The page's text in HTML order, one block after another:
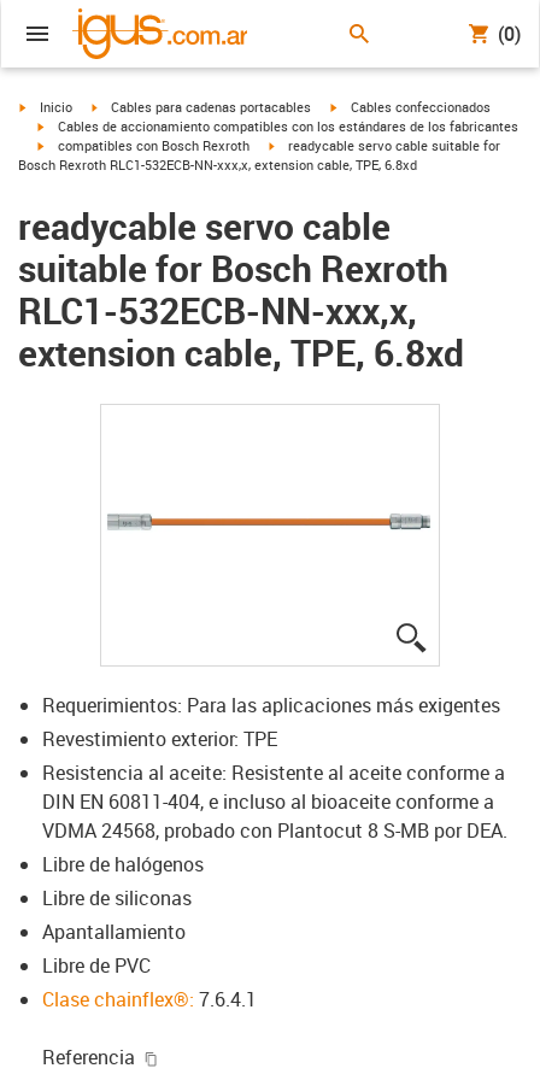
(0)
igus-icon-arrow-right
Inicio igus-icon-arrow-right
Cables para cadenas portacables igus-icon-arrow-right
Cables confeccionados
igus-icon-arrow-right
Cables de accionamiento compatibles con los estándares de los fabricantes
igus-icon-arrow-right
compatibles con Bosch Rexroth igus-icon-arrow-right
readycable servo cable suitable for
Bosch Rexroth RLC1-532ECB-NN-xxx,x, extension cable, TPE, 6.8xd
readycable servo cable
suitable for Bosch Rexroth
RLC1-532ECB-NN-xxx,x,
extension cable, TPE, 6.8xd
Requerimientos: Para las aplicaciones más exigentes
Revestimiento exterior: TPE
Resistencia al aceite: Resistente al aceite conforme a
DIN EN 60811-404, e incluso al bioaceite conforme a
VDMA 24568, probado con Plantocut 8 S-MB por DEA.
Libre de halógenos
Libre de siliconas
Apantallamiento
Libre de PVC
Clase chainflex®: 7.6.4.1
Referencia